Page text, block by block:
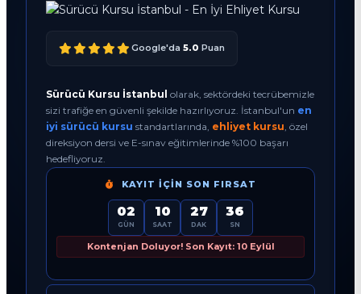
Google'da 5.0 Puan
Sürücü Kursu İstanbul olarak, sektördeki tecrübemizle
sizi trafiğe en güvenli şekilde hazırlıyoruz. İstanbul'un en
iyi sürücü kursu standartlarında, ehliyet kursu , özel
direksiyon dersi ve E-sınav eğitimlerinde %100 başarı
hedefliyoruz.
KAYIT İÇIN SON FIRSAT
02
GÜN
10
SAAT
27
DAK
35
SN
Kontenjan Doluyor! Son Kayıt: 10 Eylül